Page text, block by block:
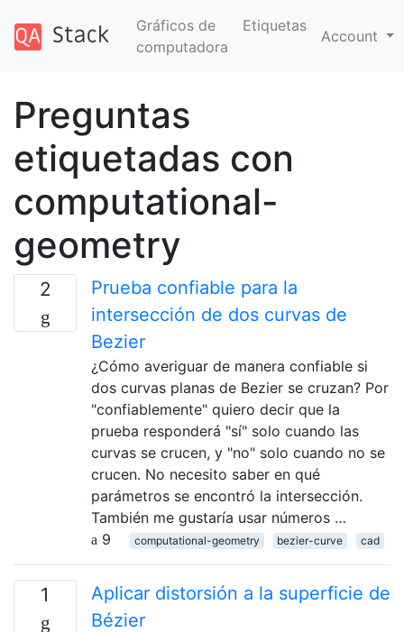
Gráficos de
computadora
Etiquetas
Account
Preguntas
etiquetadas con
computational-
geometry
2
Prueba confiable para la
intersección de dos curvas de
Bezier
¿Cómo averiguar de manera confiable si
dos curvas planas de Bezier se cruzan? Por
"confiablemente" quiero decir que la
prueba responderá "sí" solo cuando las
curvas se crucen, y "no" solo cuando no se
crucen. No necesito saber en qué
parámetros se encontró la intersección.
También me gustaría usar números …
9
computational-geometry bezier-curve cad
1
Aplicar distorsión a la superficie de
Bézier